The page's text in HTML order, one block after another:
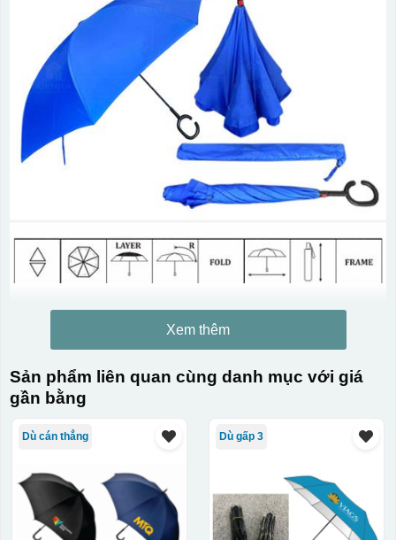
Xem thêm
Sản phẩm liên quan cùng danh mục với giá
gần bằng
Dù cán thẳng Dù gấp 3